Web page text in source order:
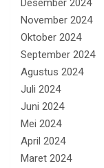
Desember 2024
November 2024
Oktober 2024
September 2024
Agustus 2024
Juli 2024
Juni 2024
Mei 2024
April 2024
Maret 2024